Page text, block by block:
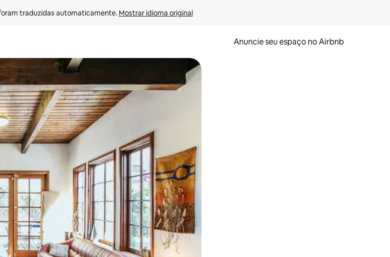
traduzidas automaticamente. Mostrar idioma original
Anuncie seu espaço no Airbnb
para cima e para baixo do teclado ou tocando e deslizando o dedo na tela.